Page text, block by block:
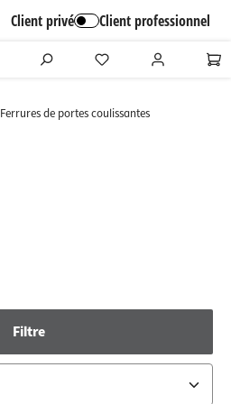
Client privé Client professionnel
Ferrures de portes coulissantes
Filtre